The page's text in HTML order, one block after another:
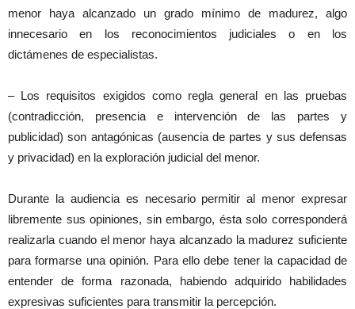
menor haya alcanzado un grado mínimo de madurez, algo
innecesario en los reconocimientos judiciales o en los
dictámenes de especialistas.
– Los requisitos exigidos como regla general en las pruebas
(contradicción, presencia e intervención de las partes y
publicidad) son antagónicas (ausencia de partes y sus defensas
y privacidad) en la exploración judicial del menor.
Durante la audiencia es necesario permitir al menor expresar
libremente sus opiniones, sin embargo, ésta solo corresponderá
realizarla cuando el menor haya alcanzado la madurez suficiente
para formarse una opinión. Para ello debe tener la capacidad de
entender de forma razonada, habiendo adquirido habilidades
expresivas suficientes para transmitir la percepción.